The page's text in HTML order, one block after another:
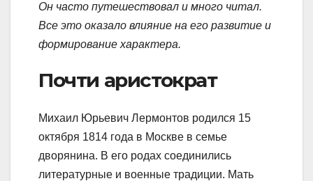
Он часто путешествовал и много читал.
Все это оказало влияние на его развитие и
формирование характера.
Почти аристократ
Михаил Юрьевич Лермонтов родился 15
октября 1814 года в Москве в семье
дворянина. В его родах соединились
литературные и военные традиции. Мать